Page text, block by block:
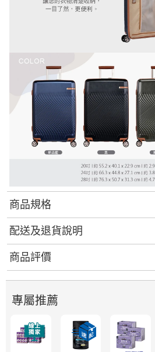
商品規格
配送及退貨說明
商品評價
專屬推薦